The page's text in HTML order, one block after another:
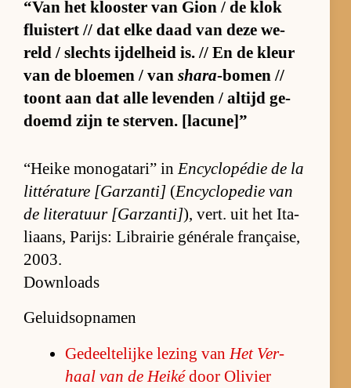
“Van het kloos­ter van Gion / de klok
fluis­tert // dat elke daad van deze we­
reld / slechts ij­del­heid is. // En de kleur
van de bloe­men / van shara-bo­men //
toont aan dat alle le­ven­den / al­tijd ge­
doemd zijn te ster­ven. [la­cu­ne]”
“Heike mo­no­ga­ta­ri” inEn­cy­clo­pé­die de la
lit­té­ra­ture [Gar­zan­ti] (En­cy­clo­pe­die van
de li­te­ra­tuur [Gar­zan­ti]), vert. uit het Ita­
li­aans, Pa­rijs: Li­brai­rie gé­né­rale françai­se,
2003.
Downloads
Geluidsopnamen
Ge­deel­te­lijke le­zing van Het Ver­
haal van de Heikédoor Oli­vier